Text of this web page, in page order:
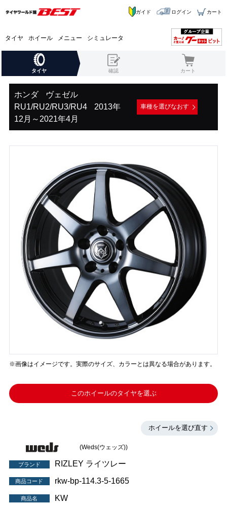
タイヤ ホイール メニュー シミュレータ
ガイド ログイン カート
タイヤ 確認 カート
ホンダ
ヴェゼル
RU1/RU2/RU3/RU4
2013年
12月～2021年4月
車種を選びなおす
※画像はイメージです。実際のサイズ、カラーとは異なる場合があります。
このホイールのタイヤを選ぶ
ホイールを選び直す
(Weds(ウェッズ))
ブランド RIZLEY ライツレー
商品コード rkw-bp-114.3-5-1665
商品名 KW